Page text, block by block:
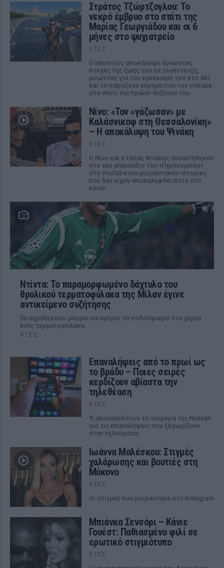
Στράτος Τζώρτζογλου: Το
νεκρό έμβρυο στο σπίτι της
Μαρίας Γεωργιάδου και οι 6
μήνες στο ψυχιατρείο
ΧΤΕΣ
Ο ηθοποιός αποκάλυψε άγνωστες
πτυχές της ζωής του σε συνέντευξη,
μιλώντας για τον εγκλεισμό του στο 401
και το παράξενο εύρημα που τον σόκαρε
στο σπίτι της πρώην συζύγου του.
Νίνο: «Τον «γάζωσαν» με
Καλάσνικοφ στη Θεσσαλονίκη»
– Η αποκάλυψη του Ψινάκη
ΧΤΕΣ
Ο Νίνο και ο Ηλίας Ψινάκης συναντήθηκαν
στο νέο επεισόδιο του «Γηροκομείου»
στο YouTube και μοιράστηκαν ιστορίες
που δεν είχαν αποκαλυφθεί ποτέ στο
κοινό.
Ντίντα: Το παραμορφωμένο δάχτυλο του
θρυλικού τερματοφύλακα της Μίλαν έγινε
αντικείμενο συζήτησης
Τα σημάδια που μπορεί να αφήσει το ποδόσφαιρο στα χέρια
ενός τερματοφύλακα
ΧΤΕΣ
Επαναλήψεις από το πρωί ως
το βράδυ – Ποιες σειρές
κερδίζουν αβίαστα την
τηλεθέαση
ΧΤΕΣ
Τι αποκαλύπτουν τα νούμερα της Nielsen
για τις επαναλήψεις που ξεχωρίζουν
στην τηλεόραση;
Ιωάννα Μαλέσκου: Στιγμές
χαλάρωσης και βουτιές στη
Μύκονο
ΧΤΕΣ
Οι στιγμές που μοιράστηκε στο Instagram
Μπιάνκα Σενσόρι – Κάνιε
Γουέστ: Παθιασμένο φιλί σε
ερωτικό στιγμιότυπο
ΧΤΕΣ